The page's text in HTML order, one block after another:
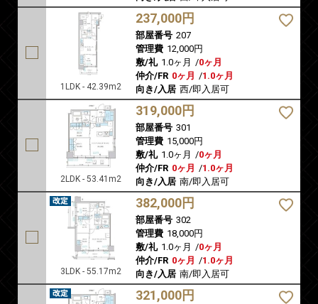
1LDK - 42.39m2
237,000円
部屋番号 207
管理費 12,000円
敷/礼 1.0ヶ月 /0ヶ月
仲介/FR 0ヶ月 /1.0ヶ月
向き/入居 西/即入居可
2LDK - 53.41m2
319,000円
部屋番号 301
管理費 15,000円
敷/礼 1.0ヶ月 /0ヶ月
仲介/FR 0ヶ月 /1.0ヶ月
向き/入居 南/即入居可
3LDK - 55.17m2
382,000円
部屋番号 302
管理費 18,000円
敷/礼 1.0ヶ月 /0ヶ月
仲介/FR 0ヶ月 /1.0ヶ月
向き/入居 南/即入居可
321,000円